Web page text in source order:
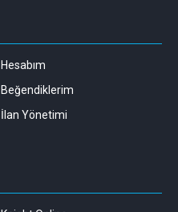
Hesabım
Beğendiklerim
İlan Yönetimi